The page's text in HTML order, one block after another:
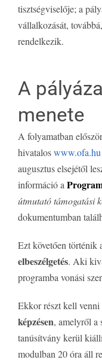
tisztségviselője; a
vállalkozását,
rendelkezik.
A
menete
A folyamatban
hivataloswww.ofa.hu
augusztus elsejétől
információ a
útmutató támogatási
dokumentumban
Ezt követően történik
elbeszélgetés. Aki
programba vonási
Ekkor részt kell venni
képzésen, amelyről a
tanúsítvány kerül
modulban 20 óra áll